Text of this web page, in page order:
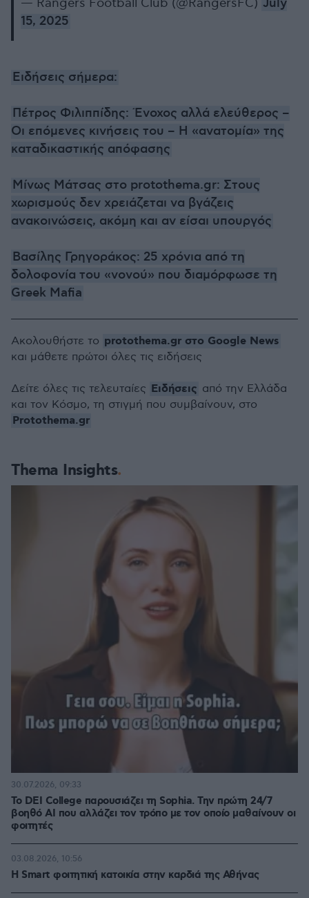
— Rangers Football Club (@RangersFC) July
15, 2025
Ειδήσεις σήμερα:
Πέτρος Φιλιππίδης: Ένοχος αλλά ελεύθερος –
Οι επόμενες κινήσεις του – Η «ανατομία» της
καταδικαστικής απόφασης
Μίνως Μάτσας στο protothema.gr: Στους
χωρισμούς δεν χρειάζεται να βγάζεις
ανακοινώσεις, ακόμη και αν είσαι υπουργός
Βασίλης Γρηγοράκος: 25 χρόνια από τη
δολοφονία του «νονού» που διαμόρφωσε τη
Greek Mafia
Thema Insights
Το DEI College παρουσιάζει τη Sophia. Την πρώτη 24/7
βοηθό AI που αλλάζει τον τρόπο με τον οποίο μαθαίνουν οι
φοιτητές
30.07.2026, 09:33
Η Smart φοιτητική κατοικία στην καρδιά της Αθήνας
03.08.2026, 10:56
Ακολουθήστε το protothema.gr στο Google News
και μάθετε πρώτοι όλες τις ειδήσεις
Δείτε όλες τις τελευταίες Ειδήσεις από την Ελλάδα
και τον Κόσμο, τη στιγμή που συμβαίνουν, στο
Protothema.gr